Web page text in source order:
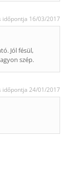
időpontja 16/03/2017
Jól fésül,
szép.
időpontja 24/01/2017